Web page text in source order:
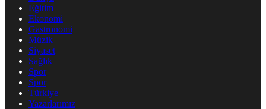
Eğitim
Ekonomi
Gastronomi
Müzik
Siyaset
Sağlık
Spor
Spor
Türkiye
Yazarlarımız